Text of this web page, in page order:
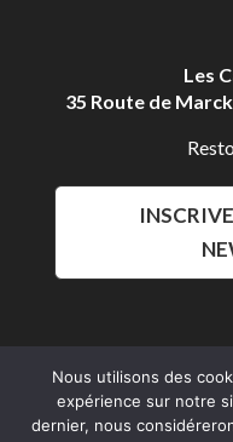
Les
35 Route de
Nous utilisons des
expérience sur notre
dernier, nous